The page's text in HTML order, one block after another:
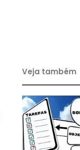
Veja também